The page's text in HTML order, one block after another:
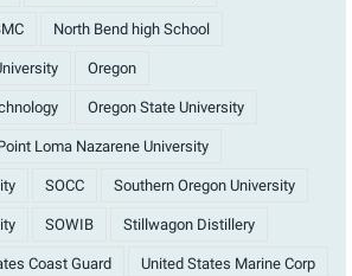
North Bend high School
Oregon
Oregon State University
Loma Nazarene University
SOCC Southern Oregon University
SOWIB Stillwagon Distillery
Coast Guard United States Marine Corp